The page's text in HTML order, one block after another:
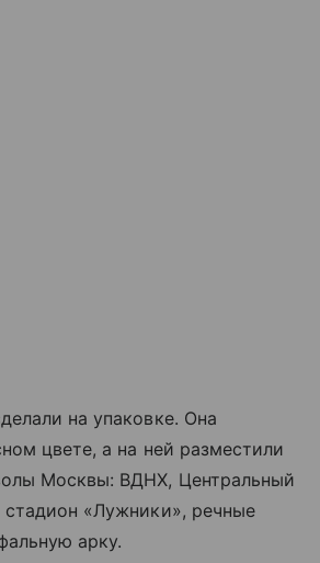
на упаковке. Она
цвете, а на ней разместили
Москвы: ВДНХ, Центральный
стадион «Лужники», речные
арку.